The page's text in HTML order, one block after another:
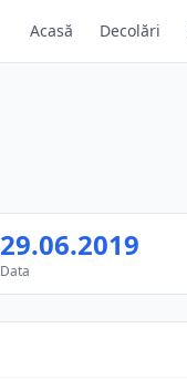
Acasă Decolări
29.06.2019
Data